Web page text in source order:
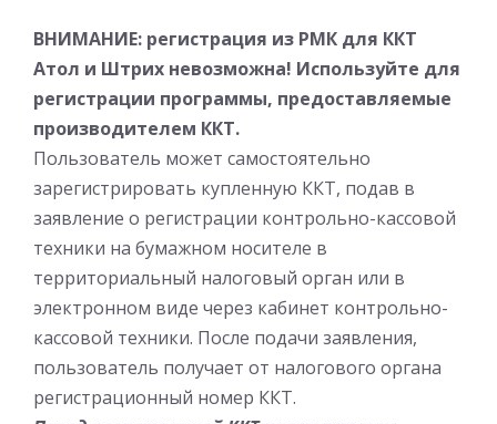
ВНИМАНИЕ: регистрация из РМК для ККТ
Атол и Штрих невозможна! Используйте для
регистрации программы, предоставляемые
производителем ККТ.
Пользователь может самостоятельно
зарегистрировать купленную ККТ, подав в
заявление о регистрации контрольно-кассовой
техники на бумажном носителе в
территориальный налоговый орган или в
электронном виде через кабинет контрольно-
кассовой техники. После подачи заявления,
пользователь получает от налогового органа
регистрационный номер ККТ.